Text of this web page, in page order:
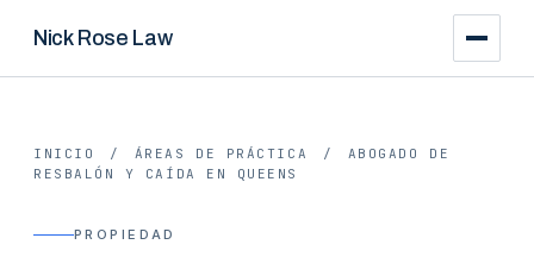
Nick Rose Law
INICIO / ÁREAS DE PRÁCTICA /
ABOGADO DE
RESBALÓN Y CAÍDA EN QUEENS
PROPIEDAD